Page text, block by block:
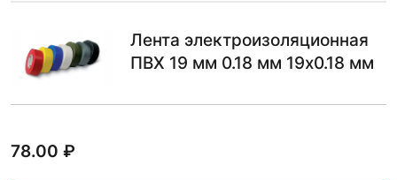
Лента электроизоляционная
ПВХ 19 мм 0.18 мм 19х0.18 мм
78.00 ₽